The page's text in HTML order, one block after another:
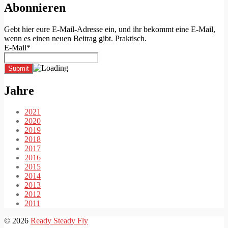
Abonnieren
Gebt hier eure E-Mail-Adresse ein, und ihr bekommt eine E-Mail,
wenn es einen neuen Beitrag gibt. Praktisch.
E-Mail*
Jahre
2021
2020
2019
2018
2017
2016
2015
2014
2013
2012
2011
© 2026 Ready Steady Fly